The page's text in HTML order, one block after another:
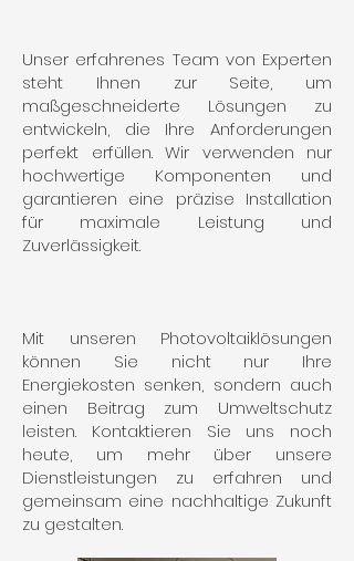
Unser erfahrenes Team von Experten
steht Ihnen zur Seite, um
maßgeschneiderte Lösungen zu
entwickeln, die Ihre Anforderungen
perfekt erfüllen. Wir verwenden nur
hochwertige Komponenten und
garantieren eine präzise Installation
für maximale Leistung und
Zuverlässigkeit.
Mit unseren Photovoltaiklösungen
können Sie nicht nur Ihre
Energiekosten senken, sondern auch
einen Beitrag zum Umweltschutz
leisten. Kontaktieren Sie uns noch
heute, um mehr über unsere
Dienstleistungen zu erfahren und
gemeinsam eine nachhaltige Zukunft
zu gestalten.